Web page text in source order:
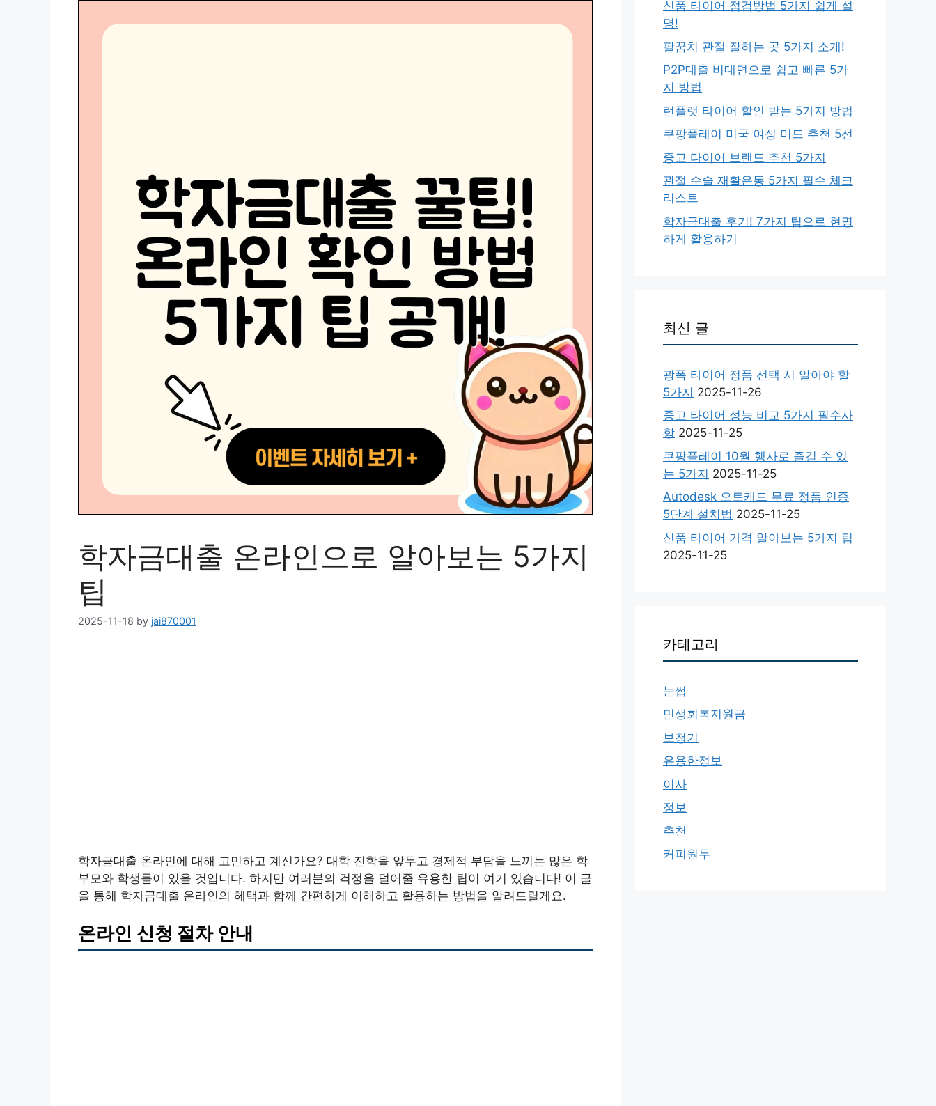
학자금대출 온라인으로 알아보는 5가지
팁
2025-11-18 by jai870001
학자금대출 온라인에 대해 고민하고 계신가요? 대학 진학을 앞두고 경제적 부담을 느끼는 많은 학
부모와 학생들이 있을 것입니다. 하지만 여러분의 걱정을 덜어줄 유용한 팁이 여기 있습니다! 이 글
을 통해 학자금대출 온라인의 혜택과 함께 간편하게 이해하고 활용하는 방법을 알려드릴게요.
온라인 신청 절차 안내
신품 타이어 점검방법 5가지 쉽게 설
명!
팔꿈치 관절 잘하는 곳 5가지 소개!
P2P대출 비대면으로 쉽고 빠른 5가
지 방법
런플랫 타이어 할인 받는 5가지 방법
쿠팡플레이 미국 여성 미드 추천 5선
중고 타이어 브랜드 추천 5가지
관절 수술 재활운동 5가지 필수 체크
리스트
학자금대출 후기! 7가지 팁으로 현명
하게 활용하기
최신 글
광폭 타이어 정품 선택 시 알아야 할
5가지 2025-11-26
중고 타이어 성능 비교 5가지 필수사
항 2025-11-25
쿠팡플레이 10월 행사로 즐길 수 있
는 5가지 2025-11-25
Autodesk 오토캐드 무료 정품 인증
5단계 설치법 2025-11-25
신품 타이어 가격 알아보는 5가지 팁
2025-11-25
카테고리
눈썹
민생회복지원금
보청기
유용한정보
이사
정보
추천
커피원두